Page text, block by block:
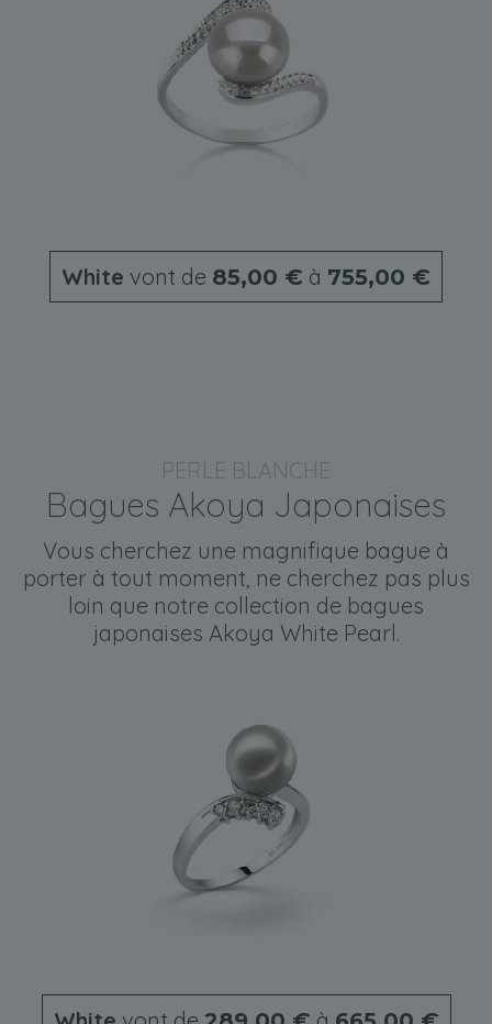
White vont de 85,00 € à 755,00 €
PERLE BLANCHE
Bagues Akoya Japonaises
Vous cherchez une magnifique bague à
porter à tout moment, ne cherchez pas plus
loin que notre collection de bagues
japonaises Akoya White Pearl.